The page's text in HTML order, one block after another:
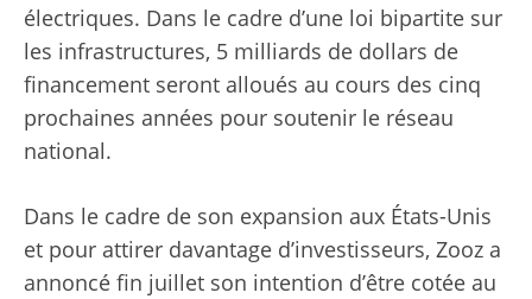
électriques. Dans le cadre d’une loi bipartite sur
les infrastructures, 5 milliards de dollars de
financement seront alloués au cours des cinq
prochaines années pour soutenir le réseau
national.
Dans le cadre de son expansion aux États-Unis
et pour attirer davantage d’investisseurs, Zooz a
annoncé fin juillet son intention d’être cotée au